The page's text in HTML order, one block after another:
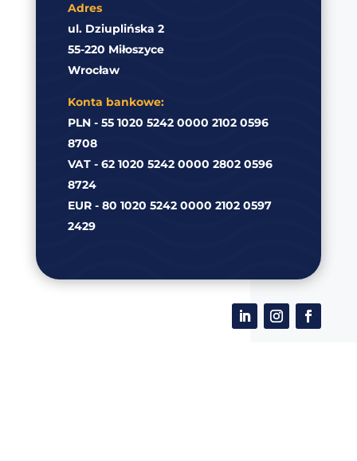
Adres
ul. Dziuplińska 2
55-220 Miłoszyce
Wrocław
Konta bankowe:
PLN - 55 1020 5242 0000 2102 0596
8708
VAT - 62 1020 5242 0000 2802 0596
8724
EUR - 80 1020 5242 0000 2102 0597
2429